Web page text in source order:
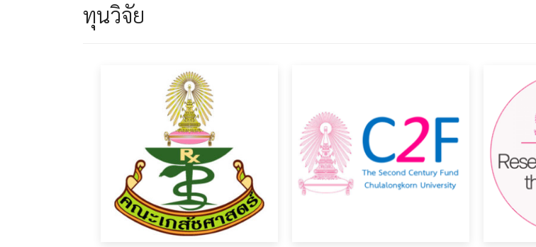
ทุนวิจัย